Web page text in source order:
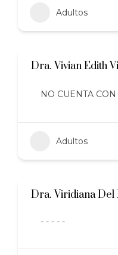
Adultos
Dra. Vivian Edith
NO CUENTA
Adultos
Dra. Viridiana
- - - - -